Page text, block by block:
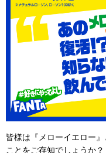
皆様は『メローイエロー
ことをご存知でしょうか？